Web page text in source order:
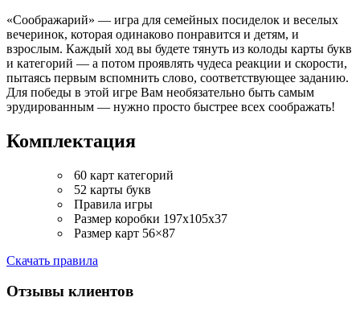
«Соображарий» — игра для семейных посиделок и веселых
вечеринок, которая одинаково понравится и детям, и
взрослым. Каждый ход вы будете тянуть из колоды карты букв
и категорий — а потом проявлять чудеса реакции и скорости,
пытаясь первым вспомнить слово, соответствующее заданию.
Для победы в этой игре Вам необязательно быть самым
эрудированным — нужно просто быстрее всех соображать!
Комплектация
60 карт категорий
52 карты букв
Правила игры
Размер коробки 197x105x37
Размер карт 56×87
Скачать правила
Отзывы клиентов